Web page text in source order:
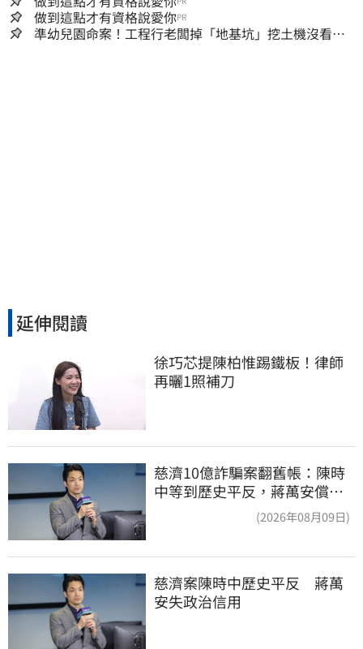
做到這點才有資格說愛你PR
準幼兒園命案！工程行老闆掉「地基坑」挖土機沒看
延伸閱讀
徐巧芯提陳柏惟踢鐵板！律師
再曬1照補刀
慈濟10億詐騙案翻舊帳：陳時
中等到歷史平反，蔣萬安償還
(2026年08月09日)
慈濟案陳時中歷史平反　蔣萬
安失政治信用